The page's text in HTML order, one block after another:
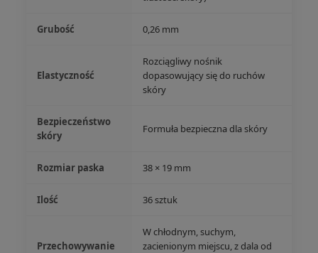
Grubość 0,26 mm
Elastyczność
Rozciągliwy nośnik
dopasowujący się do ruchów
skóry
Bezpieczeństwo
skóry
Formuła bezpieczna dla skóry
Rozmiar paska 38 × 19 mm
Ilość 36 sztuk
Przechowywanie
W chłodnym, suchym,
zacienionym miejscu, z dala od